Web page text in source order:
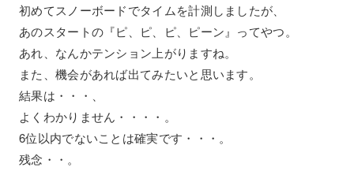
初めてスノーボードでタイムを計測しましたが、
あのスタートの『ピ、ピ、ピ、ピーン』ってやつ。
あれ、なんかテンション上がりますね。
また、機会があれば出てみたいと思います。
結果は・・・、
よくわかりません・・・・。
6位以内でないことは確実です・・・。
残念・・。